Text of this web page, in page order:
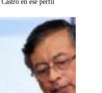
en ese perfil